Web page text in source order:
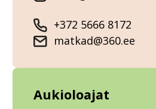
+372 5666 8172
matkad@360.ee
Aukioloajat